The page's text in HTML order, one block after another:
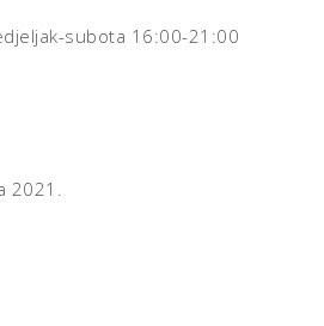
subota 16:00-21:00
2021.